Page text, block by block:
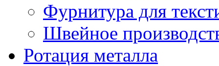
Фурнитура для
Швейное
Ротация металла